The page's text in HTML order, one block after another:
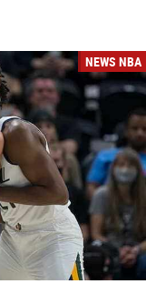
NEWS NBA